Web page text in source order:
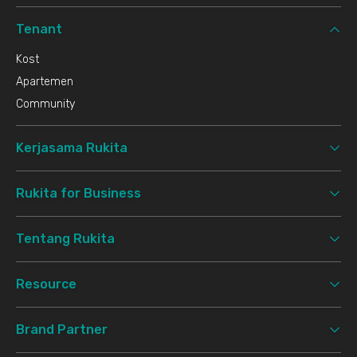
Tenant
Kost
Apartemen
Community
Kerjasama Rukita
Rukita for Business
Tentang Rukita
Resource
Brand Partner